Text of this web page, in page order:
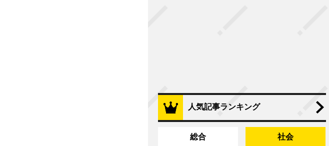
人気記事ランキング
総合 社会